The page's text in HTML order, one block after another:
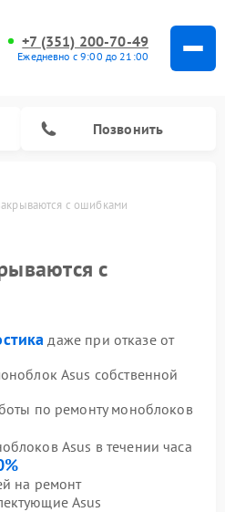
+7 (351) 200-70-49
Ежедневно с 9:00 до 21:00
Позвонить
с ошибками
с
даже при отказе от
Asus собственной
по ремонту моноблоков
Asus в течении часа
на ремонт
Asus